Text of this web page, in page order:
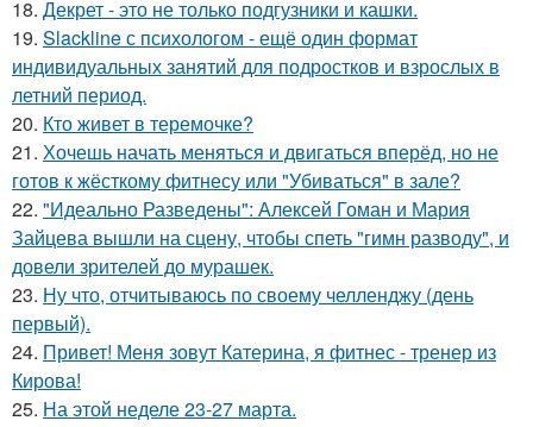
18. Декрет - это не только подгузники и кашки.
19. Slackline с психологом - ещё один формат
индивидуальных занятий для подростков и взрослых в
летний период.
20. Кто живет в теремочке?
21. Хочешь начать меняться и двигаться вперёд, но не
готов к жёсткому фитнесу или "Убиваться" в зале?
22. "Идеально Разведены": Алексей Гоман и Мария
Зайцева вышли на сцену, чтобы спеть "гимн разводу", и
довели зрителей до мурашек.
23. Ну что, отчитываюсь по своему челленджу (день
первый).
24. Привет! Меня зовут Катерина, я фитнес - тренер из
Кирова!
25. На этой неделе 23-27 марта.